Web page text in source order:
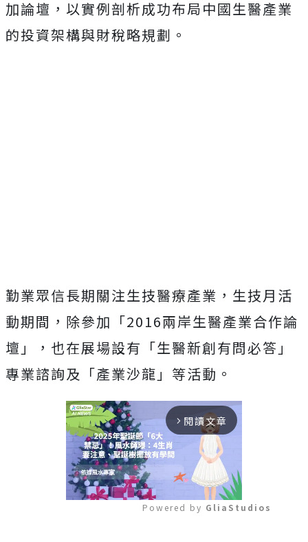
加論壇，以實例剖析成功布局中國生醫產業
的投資架構與財稅略規劃。
勤業眾信長期關注生技醫療產業，生技月活
動期間，除參加「2016兩岸生醫產業合作論
壇」，也在展場設有「生醫新創有問必答」
專業諮詢及「產業沙龍」等活動。
arrow_forward_ios 閱讀文章
Powered by GliaStudios